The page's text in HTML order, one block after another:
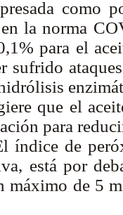
como
la norma
para el
sufrido
que el
para
índice de
está por
máximo de 5